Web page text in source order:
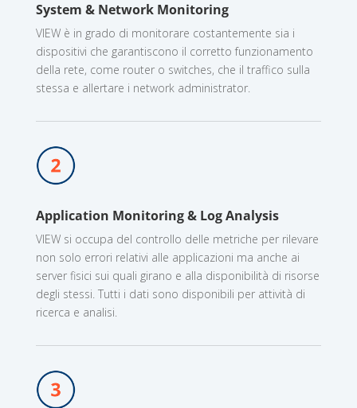
System & Network Monitoring
VIEW è in grado di monitorare costantemente sia i
dispositivi che garantiscono il corretto funzionamento
della rete, come router o switches, che il traffico sulla
stessa e allertare i network administrator.
Application Monitoring & Log Analysis
VIEW si occupa del controllo delle metriche per rilevare
non solo errori relativi alle applicazioni ma anche ai
server fisici sui quali girano e alla disponibilità di risorse
degli stessi. Tutti i dati sono disponibili per attività di
ricerca e analisi.